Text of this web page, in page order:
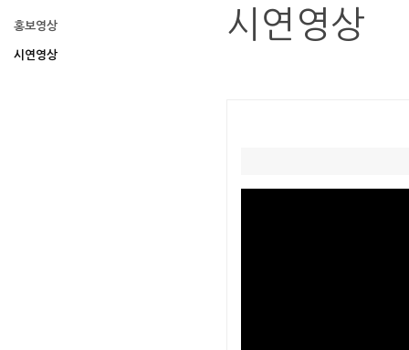
홍보영상
시연영상
시연영상